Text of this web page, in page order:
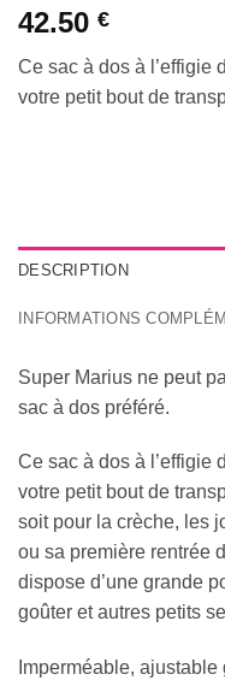
42.50 €
Ce sac à dos à l’effigie
votre petit bout de
DESCRIPTION
INFORMATIONS
Super Marius ne peut
sac à dos préféré.
Ce sac à dos à l’effigie
votre petit bout de
soit pour la crèche, les
ou sa première rentrée
dispose d’une grande
goûter et autres petits
Imperméable,